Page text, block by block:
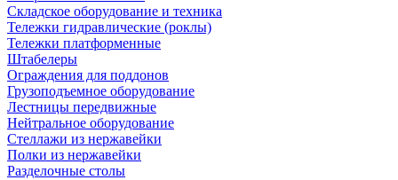
Складское оборудование и техника
Тележки гидравлические (роклы)
Тележки платформенные
Штабелеры
Ограждения для поддонов
Грузоподъемное оборудование
Лестницы передвижные
Нейтральное оборудование
Стеллажи из нержавейки
Полки из нержавейки
Разделочные столы